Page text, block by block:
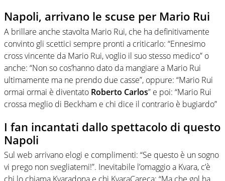
Napoli, arrivano le scuse per Mario Rui
A brillare anche stavolta Mario Rui, che ha definitivamente
convinto gli scettici sempre pronti a criticarlo: “Ennesimo
cross vincente da Mario Rui, voglio il suo stesso medico” o
anche: “Non so cos’hanno dato da mangiare a Mario Rui
ultimamente ma ne prendo due casse”, oppure: “Mario Rui
ormai ormai è diventato Roberto Carlos” e poi: “Mario Rui
crossa meglio di Beckham e chi dice il contrario è bugiardo”
I fan incantati dallo spettacolo di questo
Napoli
Sul web arrivano elogi e complimenti: “Se questo è un sogno
vi prego non svegliatemi!”. Inevitabile l’omaggio a Kvara, c’è